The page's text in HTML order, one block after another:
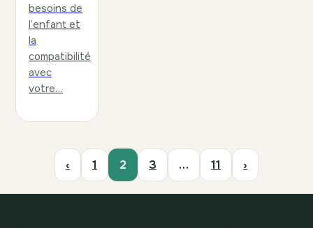
besoins de
l’enfant et
la
compatibilité
avec
votre…
‹ 1 2 3 … 11 ›